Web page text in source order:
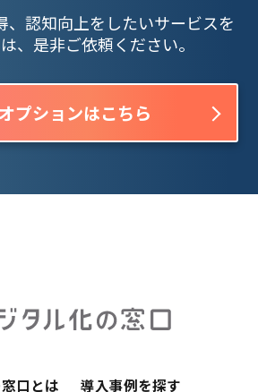
、認知向上をしたいサービスを
、是非ご依頼ください。
プションはこちら
口とは 導入事例を探す